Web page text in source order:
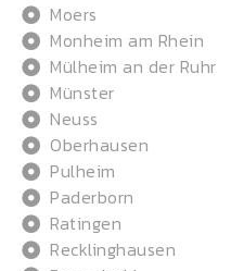
Moers
Monheim am Rhein
Mülheim an der Ruhr
Münster
Neuss
Oberhausen
Pulheim
Paderborn
Ratingen
Recklinghausen